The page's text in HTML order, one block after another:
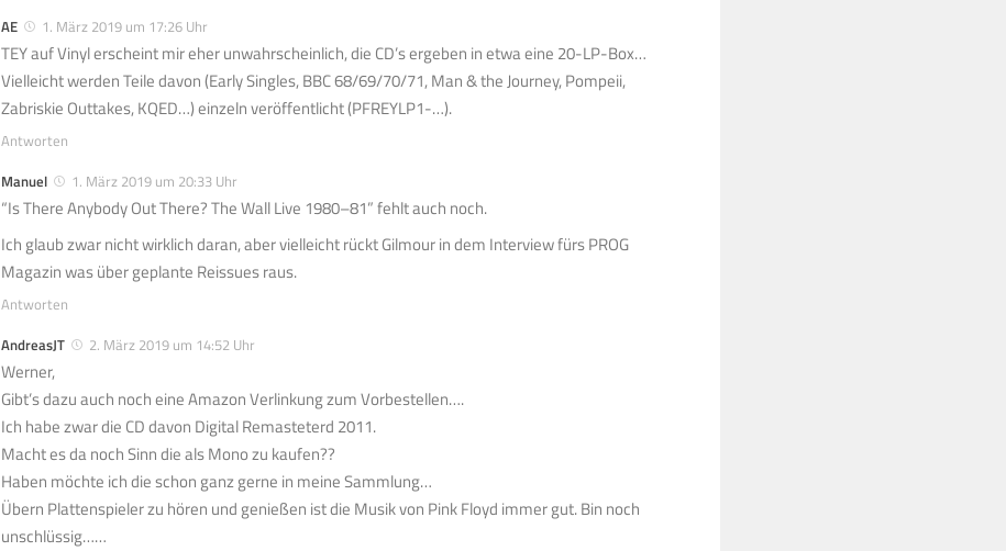
AE
1. März 2019 um 17:26 Uhr
TEY auf Vinyl erscheint mir eher unwahrscheinlich, die CD’s ergeben in etwa eine 20-LP-Box…
Vielleicht werden Teile davon (Early Singles, BBC 68/69/70/71, Man & the Journey, Pompeii,
Zabriskie Outtakes, KQED…) einzeln veröffentlicht (PFREYLP1-…).
Antworten
Manuel
1. März 2019 um 20:33 Uhr
“Is There Anybody Out There? The Wall Live 1980–81” fehlt auch noch.
Ich glaub zwar nicht wirklich daran, aber vielleicht rückt Gilmour in dem Interview fürs PROG
Magazin was über geplante Reissues raus.
Antworten
AndreasJT
2. März 2019 um 14:52 Uhr
Werner,
Gibt’s dazu auch noch eine Amazon Verlinkung zum Vorbestellen….
Ich habe zwar die CD davon Digital Remasteterd 2011.
Macht es da noch Sinn die als Mono zu kaufen??
Haben möchte ich die schon ganz gerne in meine Sammlung…
Übern Plattenspieler zu hören und genießen ist die Musik von Pink Floyd immer gut. Bin noch
unschlüssig……